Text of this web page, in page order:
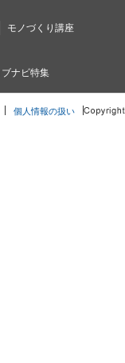
モノづくり講座
ナビ特集
個人情報の扱い